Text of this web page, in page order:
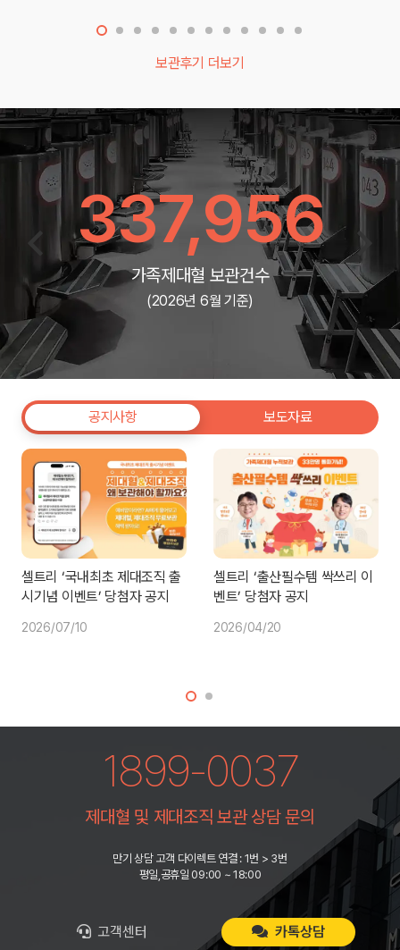
보관후기 더보기
337,956
가족제대혈 보관건수
(2026년 6월 기준)
공지사항 보도자료
셀트리 ‘국내최초 제대조직 출
시기념 이벤트’ 당첨자 공지
2026/07/10
셀트리 ‘출산필수템 싹쓰리 이
벤트’ 당첨자 공지
2026/04/20
1899-0037
제대혈 및 제대조직 보관 상담 문의
만기 상담 고객 다이렉트 연결 : 1번 > 3번
평일,공휴일 09:00 ~ 18:00
고객센터 카톡상담